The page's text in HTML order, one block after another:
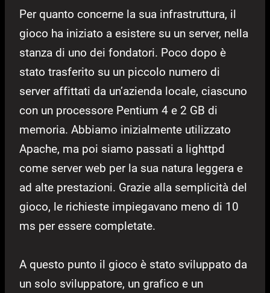
Per quanto concerne la sua infrastruttura, il
gioco ha iniziato a esistere su un server, nella
stanza di uno dei fondatori. Poco dopo è
stato trasferito su un piccolo numero di
server affittati da un’azienda locale, ciascuno
con un processore Pentium 4 e 2 GB di
memoria. Abbiamo inizialmente utilizzato
Apache, ma poi siamo passati a lighttpd
come server web per la sua natura leggera e
ad alte prestazioni. Grazie alla semplicità del
gioco, le richieste impiegavano meno di 10
ms per essere completate.
A questo punto il gioco è stato sviluppato da
un solo sviluppatore, un grafico e un